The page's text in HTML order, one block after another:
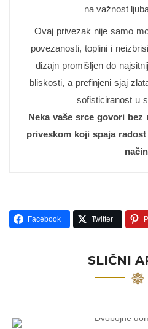
na važnost
Ovaj privezak nije samo
povezanosti, toplini i
dizajn promišljen do
bliskosti, a prefinjeni sjaj
sofisticiranost u
Neka vaše srce govori
priveskom koji spaja
Facebook Twitter
SLIČNI